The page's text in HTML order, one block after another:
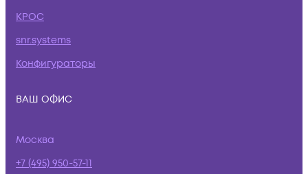
КРОС
snr.systems
Конфигураторы
ВАШ ОФИС
Москва
+7 (495) 950-57-11